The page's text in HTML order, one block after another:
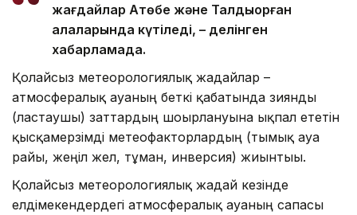
жағдайлар Ақтөбе және Талдықорған
қалаларында күтіледі, – делінген
хабарламада.
Қолайсыз метеорологиялық жағдайлар –
атмосфералық ауаның беткі қабатында зиянды
(ластаушы) заттардың шоғырлануына ықпал ететін
қысқамерзімді метеофакторлардың (тымық ауа
райы, жеңіл жел, тұман, инверсия) жиынтығы.
Қолайсыз метеорологиялық жағдай кезінде
елдімекендердегі атмосфералық ауаның сапасы